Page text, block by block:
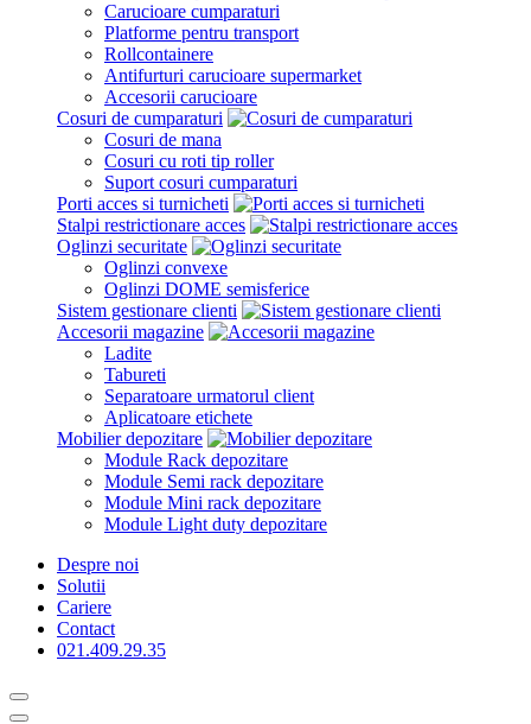
Carucioare cumparaturi
Platforme pentru transport
Rollcontainere
Antifurturi carucioare supermarket
Accesorii carucioare
Cosuri de cumparaturi
Cosuri de mana
Cosuri cu roti tip roller
Suport cosuri cumparaturi
Porti acces si turnicheti
Stalpi restrictionare acces
Oglinzi securitate
Oglinzi convexe
Oglinzi DOME semisferice
Sistem gestionare clienti
Accesorii magazine
Ladite
Tabureti
Separatoare urmatorul client
Aplicatoare etichete
Mobilier depozitare
Module Rack depozitare
Module Semi rack depozitare
Module Mini rack depozitare
Module Light duty depozitare
Despre noi
Solutii
Cariere
Contact
021.409.29.35